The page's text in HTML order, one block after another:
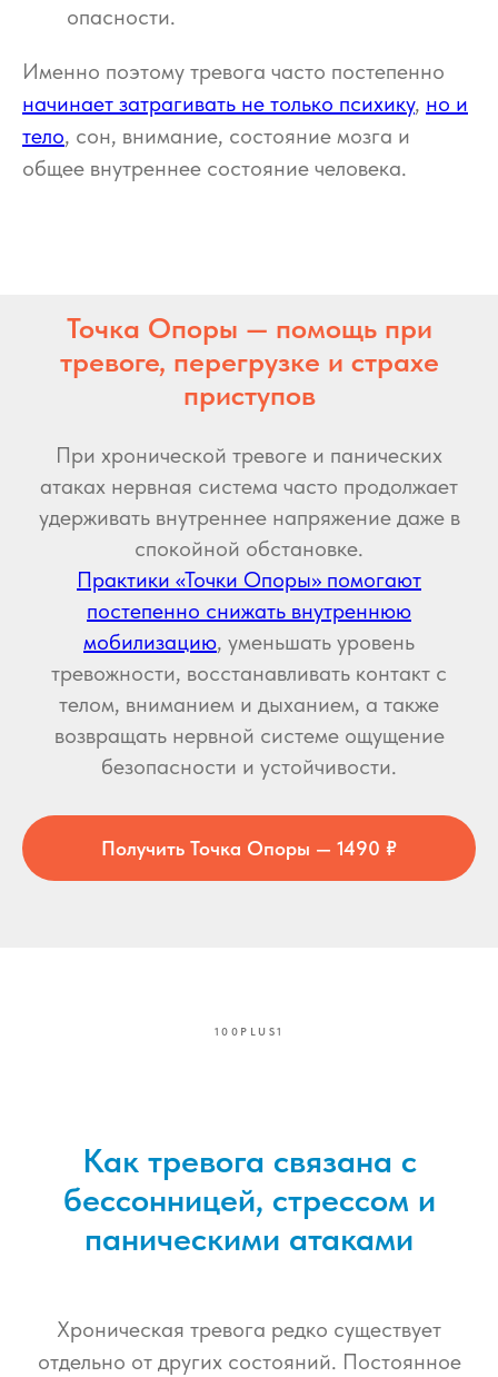
опасности.
Именно поэтому тревога часто постепенно
начинает затрагивать не только психику, но и
тело, сон, внимание, состояние мозга и
общее внутреннее состояние человека.
Точка Опоры — помощь при
тревоге, перегрузке и страхе
приступов
При хронической тревоге и панических
атаках нервная система часто продолжает
удерживать внутреннее напряжение даже в
спокойной обстановке.
Практики «Точки Опоры» помогают
постепенно снижать внутреннюю
мобилизацию, уменьшать уровень
тревожности, восстанавливать контакт с
телом, вниманием и дыханием, а также
возвращать нервной системе ощущение
безопасности и устойчивости.
Получить Точка Опоры — 1490 ₽
100PLUS1
Как тревога связана с
бессонницей, стрессом и
паническими атаками
Хроническая тревога редко существует
отдельно от других состояний. Постоянное